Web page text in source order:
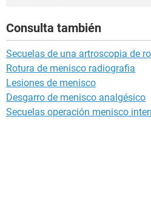
Consulta también
Secuelas de una artroscopia de
Rotura de menisco radiografia
Lesiones de menisco
Desgarro de menisco analgésico
Secuelas operación menisco